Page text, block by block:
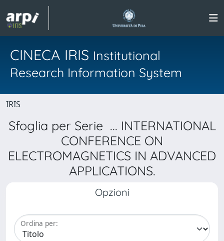
CINECA IRIS Institutional
Research Information System
IRIS
Sfoglia per Serie ... INTERNATIONAL
CONFERENCE ON
ELECTROMAGNETICS IN ADVANCED
APPLICATIONS.
Opzioni
Ordina per: